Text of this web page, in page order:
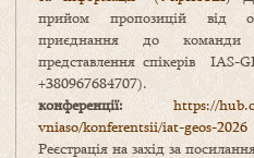
прийом пропозицій від
приєднання до команди
представлення спікерів IAS-
конференції: https://
vniaso/konferentsii/iat-geos-2026
Реєстрація на захід за